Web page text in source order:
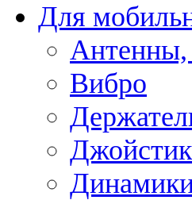
Для
Антенны,
Вибро